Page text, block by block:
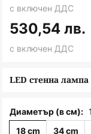
началото
на
галерия
със
LED стенна
530,54 лв.
с включен ДДС
с включен ДДС
Диаметър (в см):
18 cm 34 cm